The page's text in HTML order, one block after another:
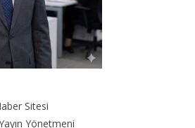
Sitesi
Yönetmeni